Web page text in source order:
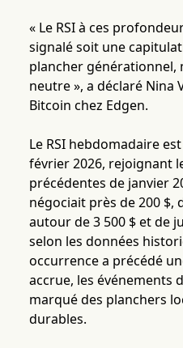
« Le RSI à ces
signalé soit une
plancher générationnel,
neutre », a déclaré Nina
Bitcoin chez Edgen.
Le RSI hebdomadaire
février 2026, rejoignant
précédentes de janvier
négociait près de 200 $,
autour de 3 500 $ et de
selon les données
occurrence a précédé
accrue, les événements
marqué des planchers
durables.